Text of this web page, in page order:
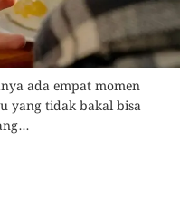
ada empat momen
yang tidak bakal bisa